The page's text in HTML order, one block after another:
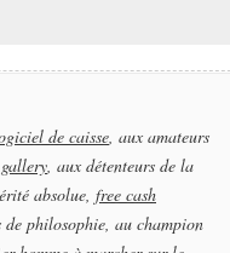
de caisse, aux amateurs
, aux détenteurs de la
absolue, free cash
de philosophie, au champion